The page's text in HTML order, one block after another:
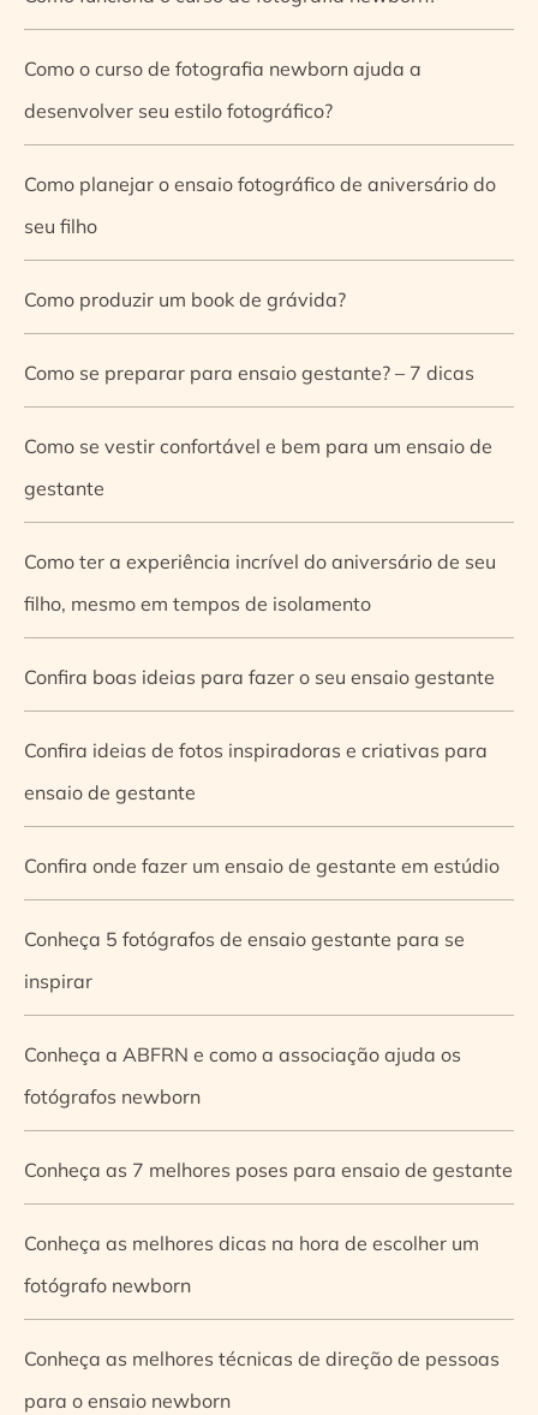
Como o curso de fotografia newborn ajuda a
desenvolver seu estilo fotográfico?
Como planejar o ensaio fotográfico de aniversário do
seu filho
Como produzir um book de grávida?
Como se preparar para ensaio gestante? – 7 dicas
Como se vestir confortável e bem para um ensaio de
gestante
Como ter a experiência incrível do aniversário de seu
filho, mesmo em tempos de isolamento
Confira boas ideias para fazer o seu ensaio gestante
Confira ideias de fotos inspiradoras e criativas para
ensaio de gestante
Confira onde fazer um ensaio de gestante em estúdio
Conheça 5 fotógrafos de ensaio gestante para se
inspirar
Conheça a ABFRN e como a associação ajuda os
fotógrafos newborn
Conheça as 7 melhores poses para ensaio de gestante
Conheça as melhores dicas na hora de escolher um
fotógrafo newborn
Conheça as melhores técnicas de direção de pessoas
para o ensaio newborn